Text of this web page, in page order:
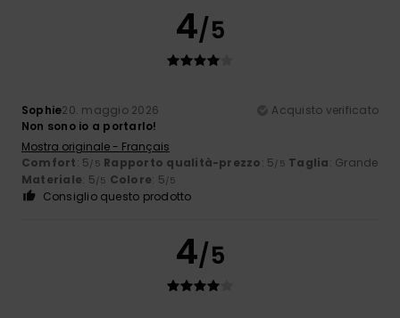
4/5
Sophie20. maggio 2026
Acquisto verificato
Non sono io a portarlo!
Mostra originale - Français
Comfort: 5/5 Rapporto qualità-prezzo: 5/5 Taglia: Grande
Materiale: 5/5 Colore: 5/5
Consiglio questo prodotto
4/5